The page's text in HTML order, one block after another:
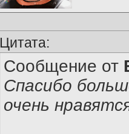
Цитата:
Сообщение от
Спасибо
очень